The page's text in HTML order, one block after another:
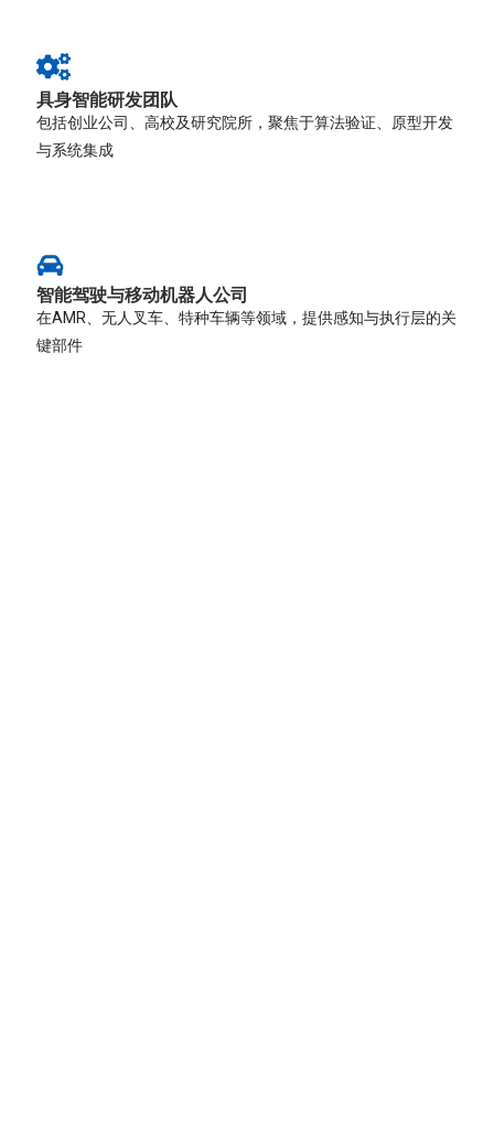
具身智能研发团队
包括创业公司、高校及研究院所，聚焦于算法验证、原型开发
与系统集成
智能驾驶与移动机器人公司
在AMR、无人叉车、特种车辆等领域，提供感知与执行层的关
键部件